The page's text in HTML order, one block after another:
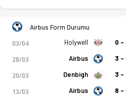
Galler - Championship, Kuzey -
Airbus Form Durumu
03/04 Holywell 0 -
28/03 Airbus 3 -
20/03 Denbigh 3 -
13/03 Airbus 8 -